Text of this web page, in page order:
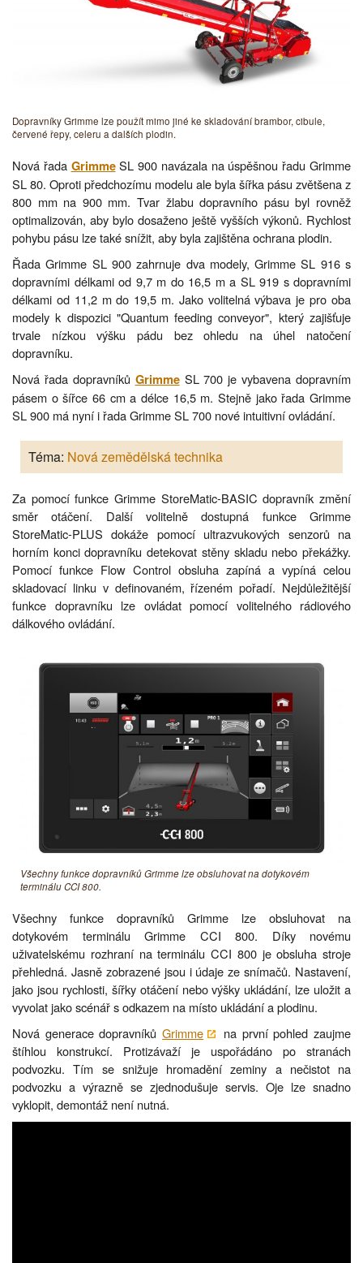
Dopravníky Grimme lze použít mimo jiné ke skladování brambor, cibule,
červené řepy, celeru a dalších plodin.
Nová řada GrimmeSL 900 navázala na úspěšnou řadu Grimme
SL 80. Oproti předchozímu modelu ale byla šířka pásu zvětšena z
800 mm na 900 mm. Tvar žlabu dopravního pásu byl rovněž
optimalizován, aby bylo dosaženo ještě vyšších výkonů. Rychlost
pohybu pásu lze také snížit, aby byla zajištěna ochrana plodin.
Řada Grimme SL 900 zahrnuje dva modely, Grimme SL 916 s
dopravními délkami od 9,7 m do 16,5 m a SL 919 s dopravními
délkami od 11,2 m do 19,5 m. Jako volitelná výbava je pro oba
modely k dispozici "Quantum feeding conveyor", který zajišťuje
trvale nízkou výšku pádu bez ohledu na úhel natočení
dopravníku.
Nová řada dopravníků GrimmeSL 700 je vybavena dopravním
pásem o šířce 66 cm a délce 16,5 m. Stejně jako řada Grimme
SL 900 má nyní i řada Grimme SL 700 nové intuitivní ovládání.
Téma: Nová zemědělská technika
Za pomocí funkce Grimme StoreMatic-BASIC dopravník změní
směr otáčení. Další volitelně dostupná funkce Grimme
StoreMatic-PLUS dokáže pomocí ultrazvukových senzorů na
horním konci dopravníku detekovat stěny skladu nebo překážky.
Pomocí funkce Flow Control obsluha zapíná a vypíná celou
skladovací linku v definovaném, řízeném pořadí. Nejdůležitější
funkce dopravníku lze ovládat pomocí volitelného rádiového
dálkového ovládání.
Všechny funkce dopravníků Grimme lze obsluhovat na dotykovém
terminálu CCI 800.
Všechny funkce dopravníků Grimme lze obsluhovat na
dotykovém terminálu Grimme CCI 800. Díky novému
uživatelskému rozhraní na terminálu CCI 800 je obsluha stroje
přehledná. Jasně zobrazené jsou i údaje ze snímačů. Nastavení,
jako jsou rychlosti, šířky otáčení nebo výšky ukládání, lze uložit a
vyvolat jako scénář s odkazem na místo ukládání a plodinu.
Nová generace dopravníkůGrimme
na první pohled zaujme
štíhlou konstrukcí. Protizávaží je uspořádáno po stranách
podvozku. Tím se snižuje hromadění zeminy a nečistot na
podvozku a výrazně se zjednodušuje servis. Oje lze snadno
vyklopit, demontáž není nutná.